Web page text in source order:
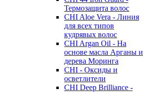
Термозащита волос
CHI Aloe Vera - Линия
для всех типов
кудрявых волос
CHI Argan Oil - На
основе масла Арганы и
дерева Моринга
CHI - Оксиды и
осветлители
CHI Deep Brilliance -